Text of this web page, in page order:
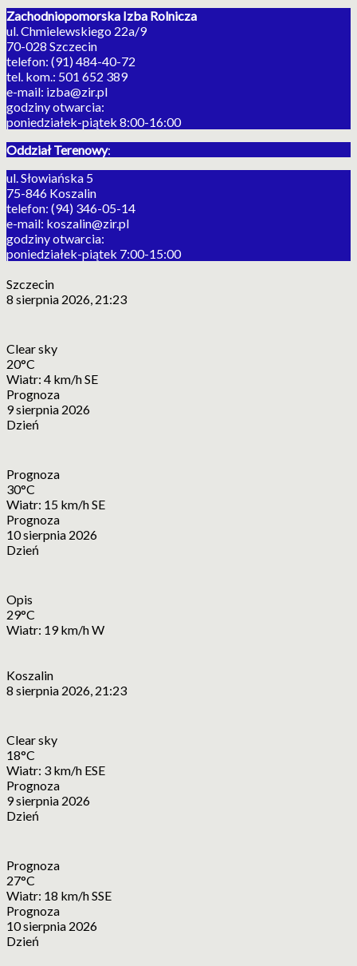
Zachodniopomorska Izba Rolnicza
ul. Chmielewskiego 22a/9
70-028 Szczecin
telefon: (91) 484-40-72
tel. kom.: 501 652 389
e-mail: izba@zir.pl
godziny otwarcia:
poniedziałek-piątek 8:00-16:00
Oddział Terenowy:
ul. Słowiańska 5
75-846 Koszalin
telefon: (94) 346-05-14
e-mail: koszalin@zir.pl
godziny otwarcia:
poniedziałek-piątek 7:00-15:00
Szczecin
8 sierpnia 2026, 21:23
Clear sky
20°C
Wiatr: 4 km/h SE
Prognoza
9 sierpnia 2026
Dzień
Prognoza
30°C
Wiatr: 15 km/h SE
Prognoza
10 sierpnia 2026
Dzień
Opis
29°C
Wiatr: 19 km/h W
Koszalin
8 sierpnia 2026, 21:23
Clear sky
18°C
Wiatr: 3 km/h ESE
Prognoza
9 sierpnia 2026
Dzień
Prognoza
27°C
Wiatr: 18 km/h SSE
Prognoza
10 sierpnia 2026
Dzień